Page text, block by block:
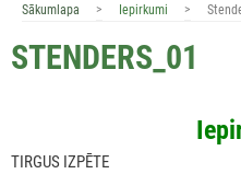
Sākumlapa > Iepirkumi >
STENDERS_01
TIRGUS IZPĒTE